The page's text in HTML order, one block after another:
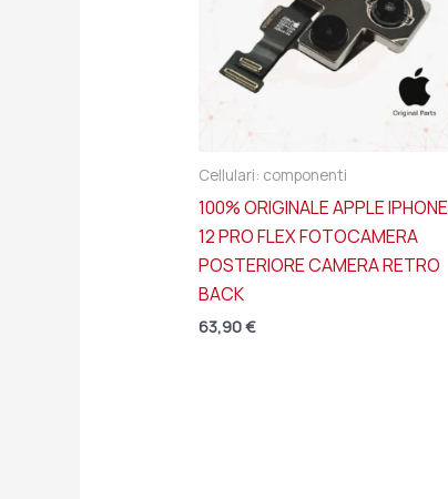
Cellulari: componenti
100% ORIGINALE APPLE IPHONE
12 PRO FLEX FOTOCAMERA
POSTERIORE CAMERA RETRO
BACK
63,90€